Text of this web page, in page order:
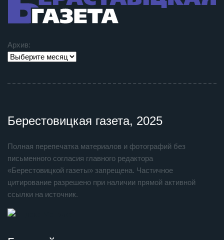
Архив:
Берестовицкая газета, 2025
Полная перепечатка материалов и фотографий без
письменного согласия главного редактора
«Берестовицкой газеты» запрещена. Частичное
цитирование разрешено при наличии прямой активной
ссылки на источник.